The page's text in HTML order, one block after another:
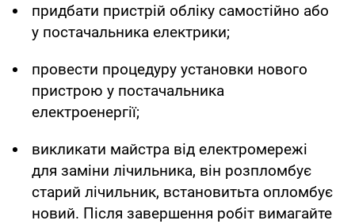
придбати пристрій обліку самостійно або
у постачальника електрики;
провести процедуру установки нового
пристрою у постачальника
електроенергії;
викликати майстра від електромережі
для заміни лічильника, він розпломбує
старий лічильник, встановитьта опломбує
новий. Після завершення робіт вимагайте